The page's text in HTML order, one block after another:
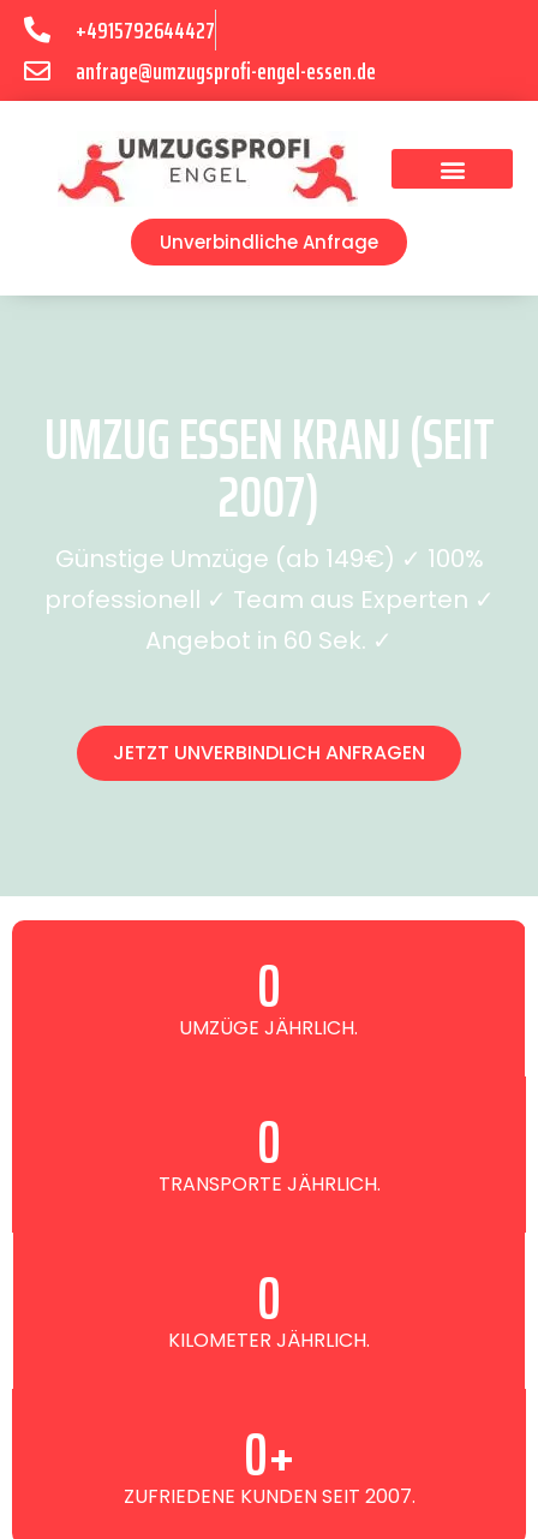
+4915792644427
anfrage@umzugsprofi-engel-essen.de
Unverbindliche Anfrage
UMZUG ESSEN KRANJ (SEIT
2007)
Günstige Umzüge (ab 149€) ✓ 100%
professionell ✓ Team aus Experten ✓
Angebot in 60 Sek. ✓
JETZT UNVERBINDLICH ANFRAGEN
UMZÜGE JÄHRLICH.
0
TRANSPORTE JÄHRLICH.
0
KILOMETER JÄHRLICH.
0
ZUFRIEDENE KUNDEN SEIT 2007.
0+